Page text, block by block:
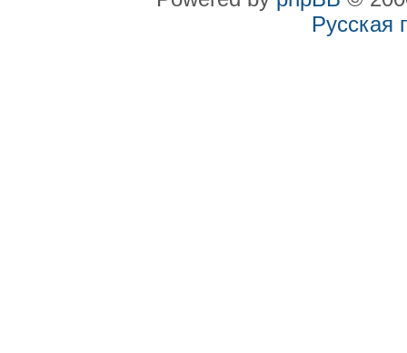
Русская